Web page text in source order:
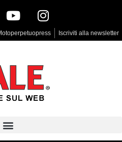
Iscriviti alla newsletter